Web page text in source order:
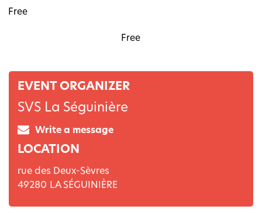
Free
Free
EVENT ORGANIZER
SVS La Séguinière
Write a message
LOCATION
rue des Deux-Sèvres
49280 LA SÉGUINIÈRE